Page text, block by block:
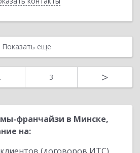
Показать еще
3 >
франчайзи в Минске,
на: